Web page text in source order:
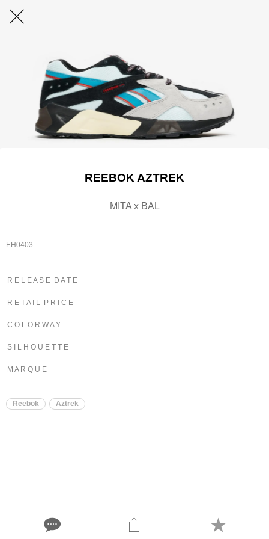
REEBOK AZTREK
MITA x BAL
EH0403
R E L E A S E D A T E
R E T A I L P R I C E
C O L O R W A Y
S I L H O U E T T E
M A R Q U E
Reebok Aztrek